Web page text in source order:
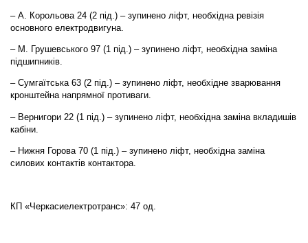
– А. Корольова 24 (2 під.) – зупинено ліфт, необхідна ревізія
основного електродвигуна.
– М. Грушевського 97 (1 під.) – зупинено ліфт, необхідна заміна
підшипників.
– Сумгаїтська 63 (2 під.) – зупинено ліфт, необхідне зварювання
кронштейна напрямної противаги.
– Вернигори 22 (1 під.) – зупинено ліфт, необхідна заміна вкладишів
кабіни.
– Нижня Горова 70 (1 під.) – зупинено ліфт, необхідна заміна
силових контактів контактора.
КП «Черкасиелектротранс»: 47 од.